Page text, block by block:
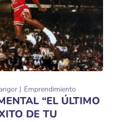
Emprendimiento
“EL ÚLTIMO
DE TU